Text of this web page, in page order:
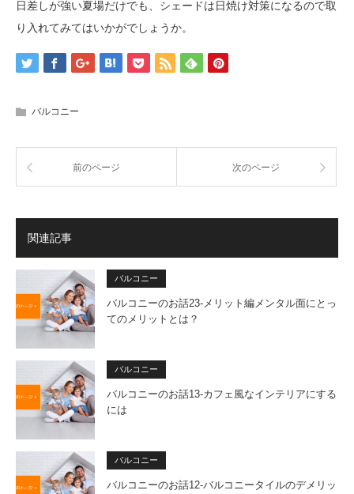
日差しが強い夏場だけでも、シェードは日焼け対策になるので取
り入れてみてはいかがでしょうか。
バルコニー
前のページ 次のページ
関連記事
バルコニー
バルコニーのお話23-メリット編メンタル面にとっ
てのメリットとは？
バルコニー
バルコニーのお話13-カフェ風なインテリアにする
には
バルコニー
バルコニーのお話12-バルコニータイルのデメリッ